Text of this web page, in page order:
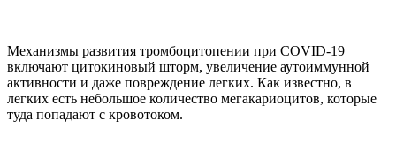
Механизмы развития тромбоцитопении при COVID-19
включают цитокиновый шторм, увеличение аутоиммунной
активности и даже повреждение легких. Как известно, в
легких есть небольшое количество мегакариоцитов, которые
туда попадают с кровотоком.